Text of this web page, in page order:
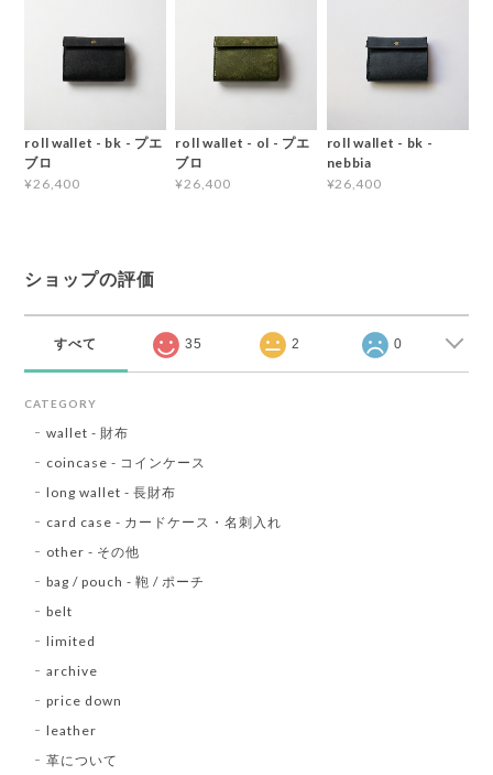
roll wallet - bk - プエ
ブロ
¥26,400
roll wallet - ol - プエ
ブロ
¥26,400
roll wallet - bk -
nebbia
¥26,400
ショップの評価
すべて 35 2 0
CATEGORY
wallet - 財布
coincase - コインケース
long wallet - 長財布
card case - カードケース・名刺入れ
other - その他
bag / pouch - 鞄 / ポーチ
belt
limited
archive
price down
leather
革について